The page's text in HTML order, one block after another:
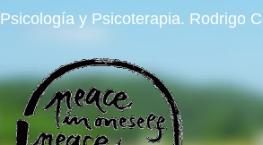
Psicología y Psicoterapia. Rodrigo